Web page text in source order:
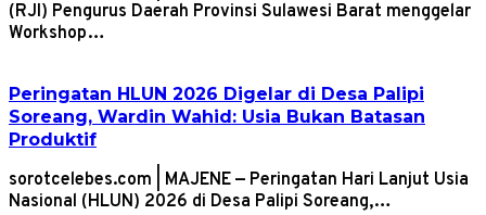
(RJI) Pengurus Daerah Provinsi Sulawesi Barat menggelar
Workshop…
Peringatan HLUN 2026 Digelar di Desa Palipi
Soreang, Wardin Wahid: Usia Bukan Batasan
Produktif
sorotcelebes.com | MAJENE — Peringatan Hari Lanjut Usia
Nasional (HLUN) 2026 di Desa Palipi Soreang,…